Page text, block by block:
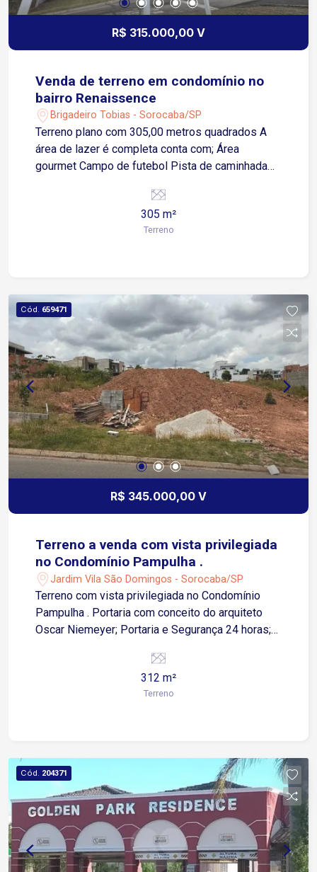
R$ 315.000,00 V
Venda de terreno em condomínio no
bairro Renaissence
Brigadeiro Tobias - Sorocaba/SP
Terreno plano com 305,00 metros quadrados A
área de lazer é completa conta com; Área
gourmet Campo de futebol Pista de caminhada
Condomínio, parte alta305 m²
Terreno
Cód. 659471
R$ 345.000,00 V
Terreno a venda com vista privilegiada
no Condomínio Pampulha .
Jardim Vila São Domingos - Sorocaba/SP
Terreno com vista privilegiada no Condomínio
Pampulha . Portaria com conceito do arquiteto
Oscar Niemeyer; Portaria e Segurança 24 horas;
312 m²
Terreno
Cód. 204371